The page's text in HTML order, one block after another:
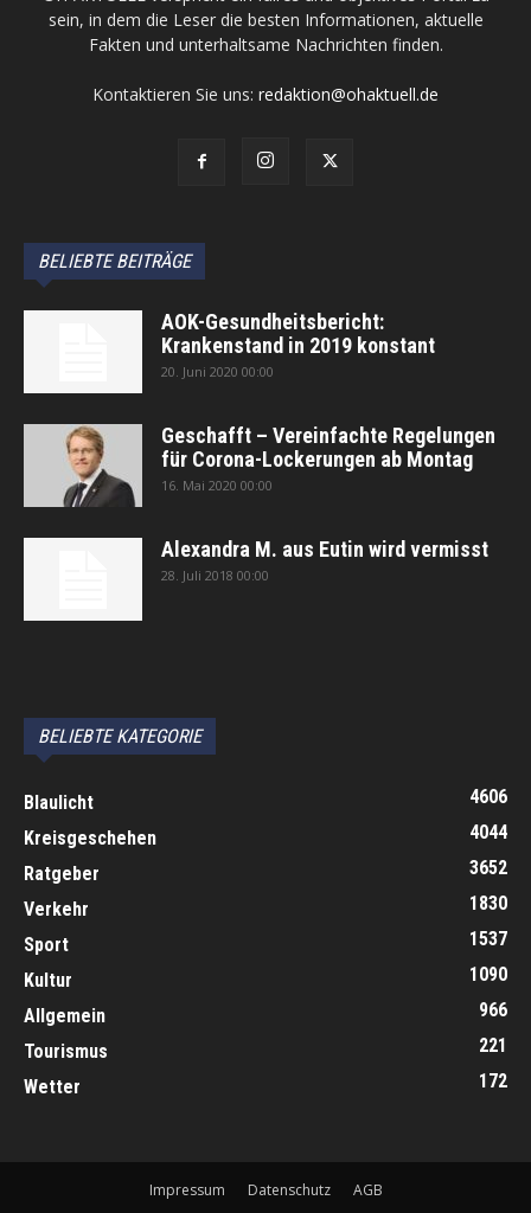
sein, in dem die Leser die besten Informationen, aktuelle
Fakten und unterhaltsame Nachrichten finden.
Kontaktieren Sie uns: redaktion@ohaktuell.de
BELIEBTE BEITRÄGE
AOK-Gesundheitsbericht:
Krankenstand in 2019 konstant
20. Juni 2020 00:00
Geschafft – Vereinfachte Regelungen
für Corona-Lockerungen ab Montag
16. Mai 2020 00:00
Alexandra M. aus Eutin wird vermisst
28. Juli 2018 00:00
BELIEBTE KATEGORIE
Blaulicht
4606
Kreisgeschehen
4044
Ratgeber
3652
Verkehr
1830
Sport
1537
Kultur
1090
Allgemein
966
Tourismus
221
Wetter
172
Impressum Datenschutz AGB